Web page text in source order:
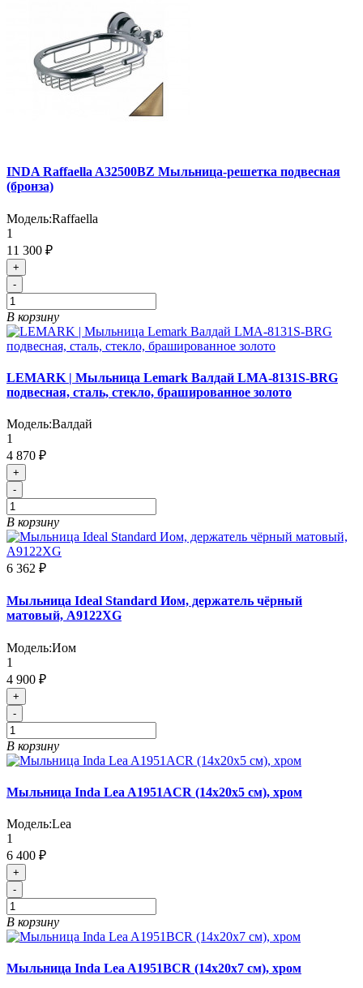
INDA Raffaella A32500BZ Мыльница-решетка подвесная
(бронза)
Модель:Raffaella
1
11 300 ₽
+
-
В корзину
LEMARK | Мыльница Lemark Валдай LMA-8131S-BRG
подвесная, сталь, стекло, брашированное золото
Модель:Валдай
1
4 870 ₽
+
-
В корзину
6 362 ₽
Мыльница Ideal Standard Иом, держатель чёрный
матовый, A9122XG
Модель:Иом
1
4 900 ₽
+
-
В корзину
Мыльница Inda Lea A1951ACR (14х20х5 см), хром
Модель:Lea
1
6 400 ₽
+
-
В корзину
Мыльница Inda Lea A1951BCR (14х20х7 см), хром